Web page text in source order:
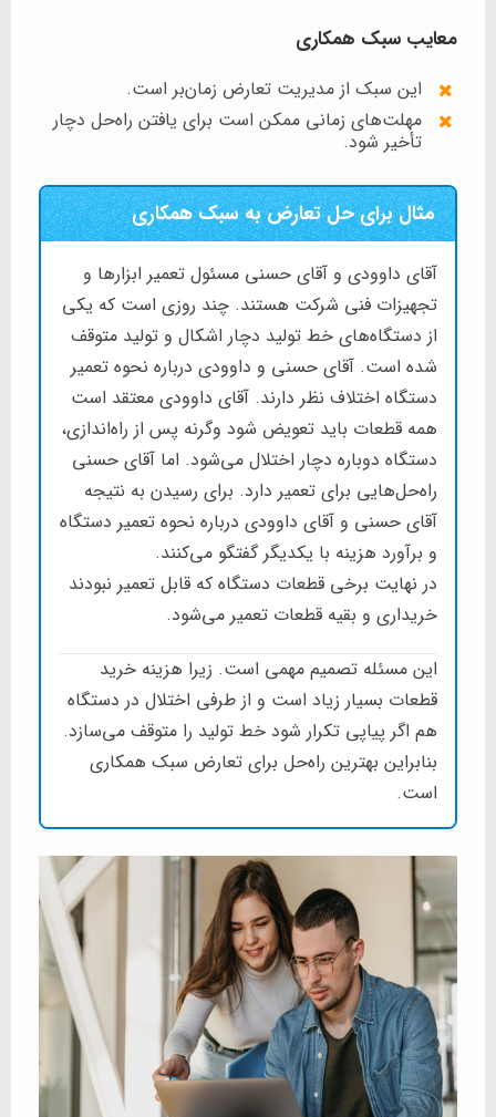
معایب سبک همکاری
این سبک از مدیریت تعارض زمان‌بر است.
مهلت‌های زمانی ممکن است برای یافتن راه‌حل‌ دچار
تأخیر شود.
مثال برای حل تعارض به سبک همکاری
آقای داوودی و آقای حسنی مسئول تعمیر ابزارها و
تجهیزات فنی شرکت هستند. چند روزی است که یکی
از دستگاه‌های خط تولید دچار اشکال و تولید متوقف
شده است. آقای حسنی و داوودی درباره نحوه تعمیر
دستگاه اختلاف نظر دارند. آقای داوودی معتقد است
همه قطعات باید تعویض شود وگرنه پس از راه‌اندازی،
دستگاه دوباره دچار اختلال می‌شود. اما آقای حسنی
راه‌حل‌هایی برای تعمیر دارد. برای رسیدن به نتیجه
آقای حسنی و آقای داوودی درباره نحوه تعمیر دستگاه
و برآورد هزینه با یکدیگر گفتگو می‌کنند.
در نهایت برخی قطعات دستگاه که قابل تعمیر نبودند
خریداری و بقیه قطعات تعمیر می‌شود.
این مسئله تصمیم مهمی است. زیرا هزینه خرید
قطعات بسیار زیاد است و از طرفی اختلال در دستگاه
هم اگر پیاپی تکرار شود خط تولید را متوقف می‌سازد.
بنابراین بهترین راه‌حل برای تعارض سبک همکاری
است.